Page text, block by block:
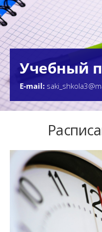
Учебный
E-mail: